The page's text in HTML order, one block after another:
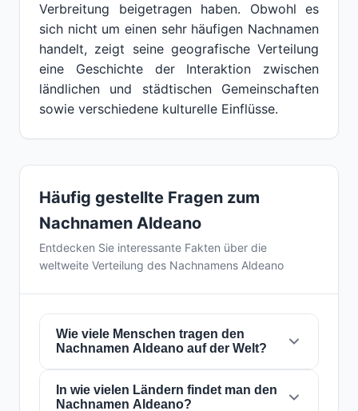
Verbreitung beigetragen haben. Obwohl es
sich nicht um einen sehr häufigen Nachnamen
handelt, zeigt seine geografische Verteilung
eine Geschichte der Interaktion zwischen
ländlichen und städtischen Gemeinschaften
sowie verschiedene kulturelle Einflüsse.
Häufig gestellte Fragen zum
Nachnamen Aldeano
Entdecken Sie interessante Fakten über die
weltweite Verteilung des Nachnamens Aldeano
Wie viele Menschen tragen den
Nachnamen Aldeano auf der Welt?
Derzeit gibt es weltweit etwa1.055 Personen
In wie vielen Ländern findet man den
Nachnamen Aldeano?